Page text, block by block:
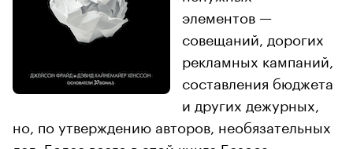
элементов —
совещаний, дорогих
рекламных кампаний,
составления бюджета
и других дежурных,
но, по утверждению авторов, необязательных